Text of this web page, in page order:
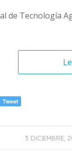
de Tecnología
3 DICIEMBRE,
/